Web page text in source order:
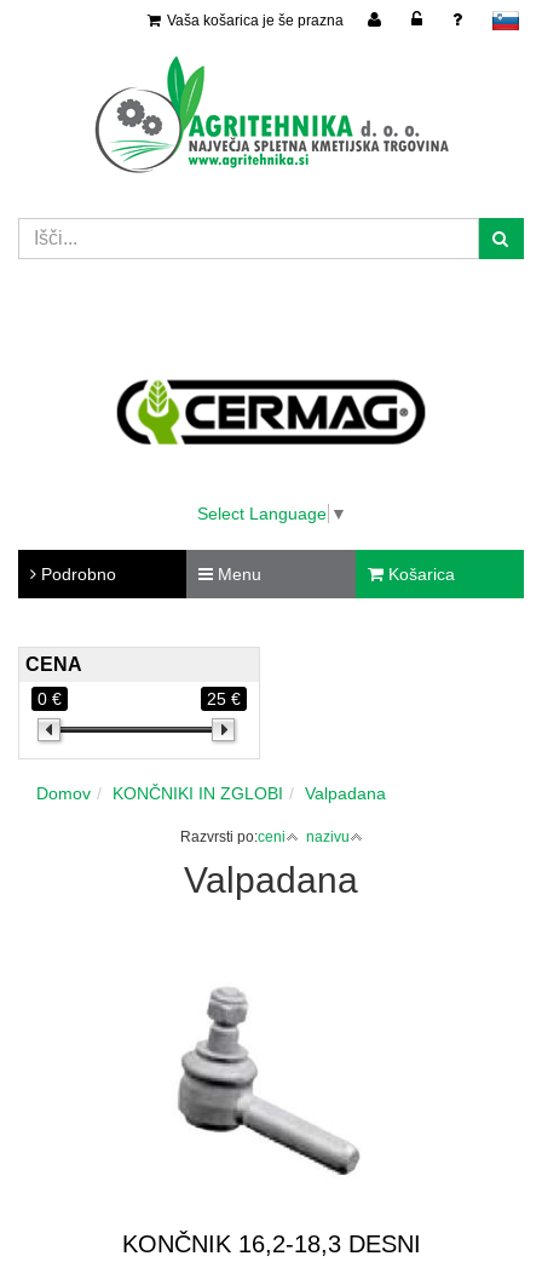
slovensko
Vaša košarica je še prazna
Select Language ▼
Podrobno Menu Košarica
CENA
0 € 25 €
Domov KONČNIKI IN ZGLOBI Valpadana
Razvrsti po:ceni nazivu
Valpadana
KONČNIK 16,2-18,3 DESNI